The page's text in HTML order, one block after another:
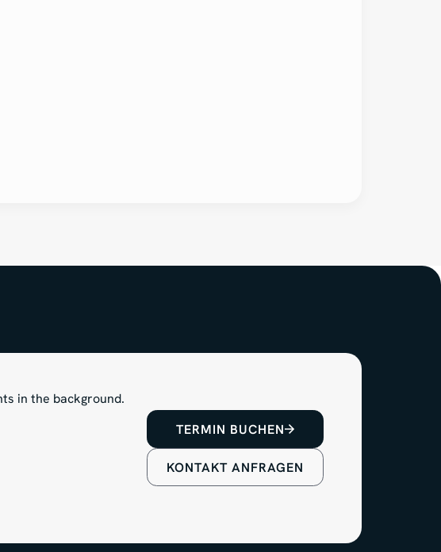
TERMIN BUCHEN
KONTAKT ANFRAGEN